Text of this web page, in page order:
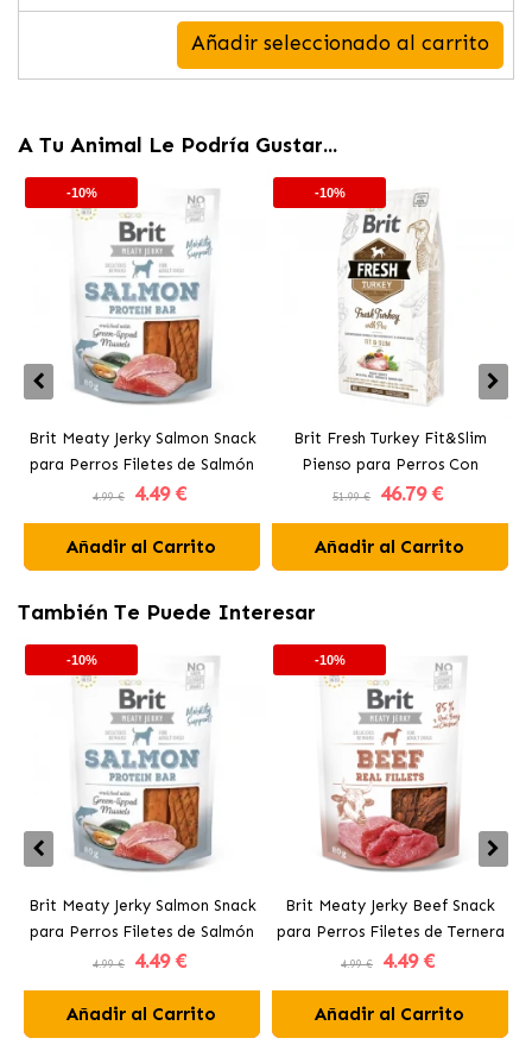
Añadir seleccionado al carrito
A Tu Animal Le Podría Gustar...
-10%
Brit Meaty Jerky Salmon Snack
para Perros Filetes de Salmón
4.99 € 4.49 €
Añadir al Carrito
-10%
Brit Fresh Turkey Fit&Slim
Pienso para Perros Con
Sobrepeso con Pavo
51.99 € 46.79 €
Añadir al Carrito
También Te Puede Interesar
-10%
Brit Meaty Jerky Salmon Snack
para Perros Filetes de Salmón
4.99 € 4.49 €
Añadir al Carrito
-10%
Brit Meaty Jerky Beef Snack
para Perros Filetes de Ternera
4.99 € 4.49 €
Añadir al Carrito